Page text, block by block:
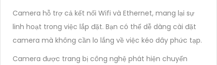
Camera hỗ trợ cả kết nối Wifi và Ethernet, mang lại sự
linh hoạt trong việc lắp đặt. Bạn có thể dễ dàng cài đặt
camera mà không cần lo lắng về việc kéo dây phức tạp.
Camera được trang bị công nghệ phát hiện chuyển